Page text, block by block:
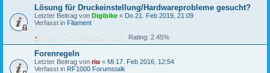
Lösung für Druckeinstellung/Hardwareprobleme gesucht?
Letzter Beitrag von Digibike « Do 21. Feb 2019, 21:09
Verfasst in Filament
Rating: 2.45%
Forenregeln
Letzter Beitrag von riu « Mi 17. Feb 2016, 12:54
Verfasst in RF1000 Forumstalk